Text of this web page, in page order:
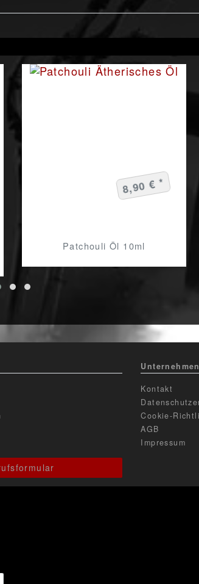
Patchouli Öl 10ml
8,90 € *
Unternehmen
Kontakt
Cookie-
AGB
Impressum